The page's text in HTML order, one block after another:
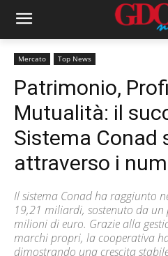
Mercato Top News
Patrimonio,
Mutualità: il
Sistema Conad
attraverso i
Il sistema Conad ha raggiunto
19,21 miliardi, sostenuto da
milioni di euro. Grazie alla
marchi propri, la cooperativa
dimostrando una crescita